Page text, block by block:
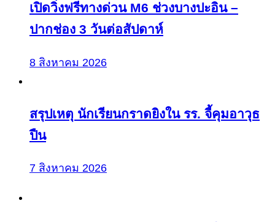
เปิดวิ่งฟรีทางด่วน M6 ช่วงบางปะอิน –
ปากช่อง 3 วันต่อสัปดาห์
8 สิงหาคม 2026
สรุปเหตุ นักเรียนกราดยิงใน รร. จี้คุมอาวุธ
ปืน
7 สิงหาคม 2026